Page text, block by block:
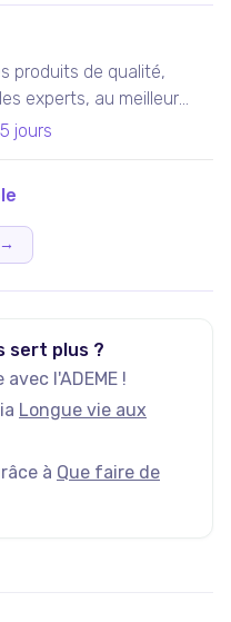
produits de qualité,
experts, au meilleur
jours
→
sert plus ?
l'ADEME !
Longue vie aux
à Que faire de